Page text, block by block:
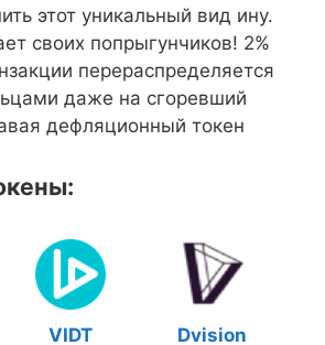
этот уникальный вид ину.
своих попрыгунчиков! 2%
перераспределяется
даже на сгоревший
дефляционный токен
VIDT
Dvision